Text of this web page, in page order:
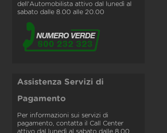
dell'Automobilista attivo dal lunedì al
sabato dalle 8.00 alle 20.00
Assistenza Servizi di
Pagamento
Per informazioni sui servizi di
pagamento, contatta il Call Center